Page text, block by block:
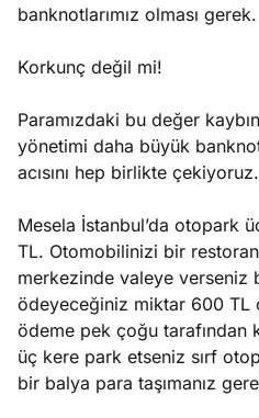
banknotlarımız olması gerek.
Korkunç değil mi!
Paramızdaki bu değer
yönetimi daha büyük
acısını hep birlikte çekiyoruz.
Mesela İstanbul’da otopark
TL. Otomobilinizi bir
merkezinde valeye verseniz
ödeyeceğiniz miktar 600 TL
ödeme pek çoğu tarafından
üç kere park etseniz sırf
bir balya para taşımanız